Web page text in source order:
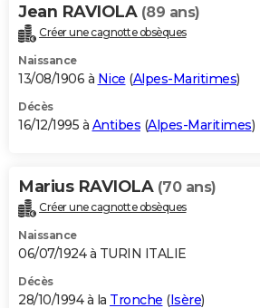
Jean RAVIOLA (89 ans)
Créer une cagnotte obsèques
Naissance
13/08/1906 à Nice (Alpes-Maritimes)
Décès
16/12/1995 à Antibes (Alpes-Maritimes)
Marius RAVIOLA (70 ans)
Créer une cagnotte obsèques
Naissance
06/07/1924 à TURIN ITALIE
Décès
28/10/1994 à la Tronche (Isère)